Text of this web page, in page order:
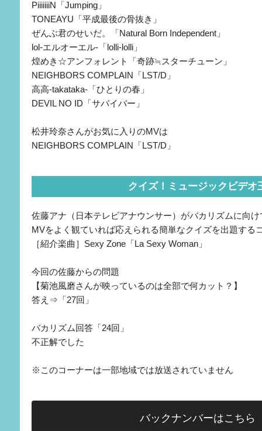
PiiiiiiiN「Jumping」
TONEAYU「平成最後の骨抜き」
ぜんぶ君のせいだ。「Natural Born Independent」
lol-エルオーエル-「lolli-lolli」
煌めき☆アンフォレント「奇跡≒スターチューン」
NEIGHBORS COMPLAIN「LST/D」
高高-takataka-「ひとりの春」
DEVIL NO ID「サバイバー」
松井玲奈さんがお気に入りのMVは
NEIGHBORS COMPLAIN「LST/D」
クイズ！ミュージックビデオ
佐藤アナ（日本テレビアナウンサー）がバカリズムに向け
MVをよく観ていれば応えられる簡単なクイズを出題する
［紹介楽曲］Sexy Zone「La Sexy Woman」
今回の佐藤からの問題
【菊池風磨さんが映っているのは全部で何カット？】
答え⇒「27回」
バカリズム回答「24回」
不正解でした
※このコーナーは一部地域では放送されていません
バックナンバーはこちら